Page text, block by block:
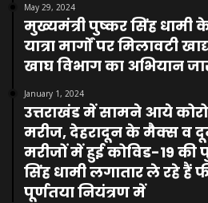
May 29, 2024
मुख्यमंत्री पुष्कर सिंह धामी
यात्रा मार्गों पर मिलावटी
खाघ विभाग का अभियान
January 1, 2024
उत्तराखंड में सामने आये
मरीज, देहरादून के मैक्स व
मरीजों में हुई कोविड-19 की
सिंह धामी लगातार ले रहे हैं
पूर्णतया नियंत्रण में